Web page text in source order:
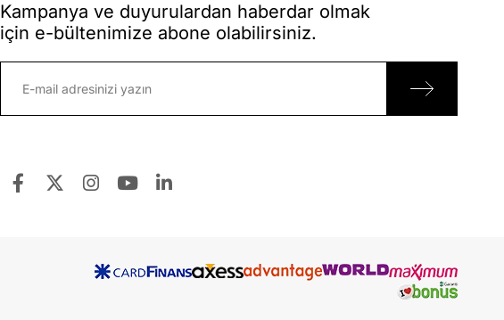
Kampanya ve duyurulardan haberdar olmak
için e-bültenimize abone olabilirsiniz.